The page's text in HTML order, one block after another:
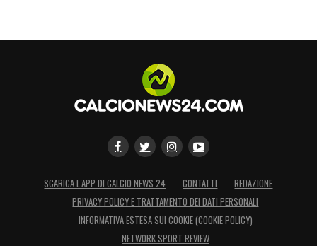
SCARICA L’APP DI CALCIO NEWS 24 CONTATTI
REDAZIONE
PRIVACY POLICY E TRATTAMENTO DEI DATI PERSONALI
INFORMATIVA ESTESA SUI COOKIE (COOKIE POLICY)
NETWORK SPORT REVIEW